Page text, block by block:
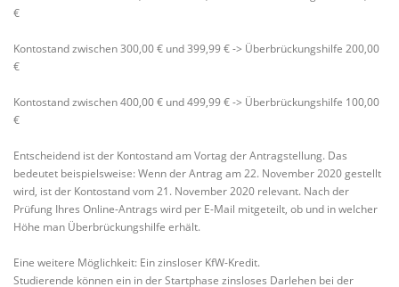
€
Kontostand zwischen 300,00 € und 399,99 € -> Überbrückungshilfe 200,00
€
Kontostand zwischen 400,00 € und 499,99 € -> Überbrückungshilfe 100,00
€
Entscheidend ist der Kontostand am Vortag der Antragstellung. Das
bedeutet beispielsweise: Wenn der Antrag am 22. November 2020 gestellt
wird, ist der Kontostand vom 21. November 2020 relevant. Nach der
Prüfung Ihres Online-Antrags wird per E-Mail mitgeteilt, ob und in welcher
Höhe man Überbrückungshilfe erhält.
Eine weitere Möglichkeit: Ein zinsloser KfW-Kredit.
Studierende können ein in der Startphase zinsloses Darlehen bei der